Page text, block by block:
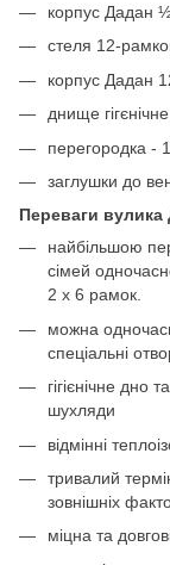
корпус Дадан
стеля 12-
корпус Дадан
днище
перегородка -
заглушки до
Переваги
найбільшою
сімей
2 х 6 рамок.
можна
спеціальні
гігієнічне дно
шухляди
відмінні
тривалий
зовнішніх
міцна та